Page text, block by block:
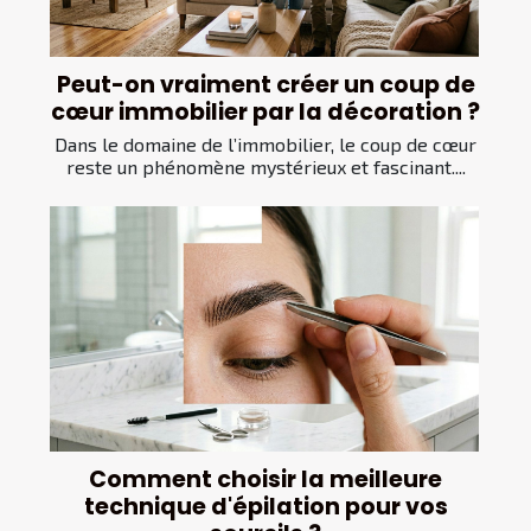
Peut-on vraiment créer un coup de
cœur immobilier par la décoration ?
Dans le domaine de l’immobilier, le coup de cœur
reste un phénomène mystérieux et fascinant....
Comment choisir la meilleure
technique d'épilation pour vos